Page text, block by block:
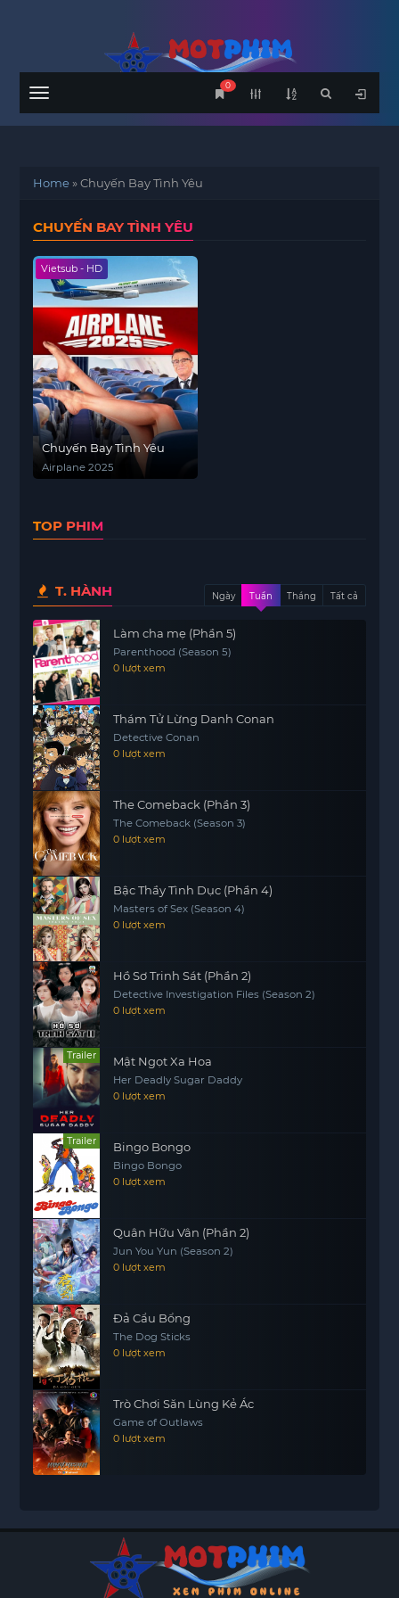
Menu
0
Home»Chuyến Bay Tình Yêu
CHUYẾN BAY TÌNH YÊU
Vietsub - HD
Chuyến Bay Tình Yêu
Airplane 2025
TOP PHIM
T. HÀNH Ngày Tuần Tháng Tất cả
Làm cha mẹ (Phần 5)
Parenthood (Season 5)
0 lượt xem
Thám Tử Lừng Danh Conan
Detective Conan
0 lượt xem
The Comeback (Phần 3)
The Comeback (Season 3)
0 lượt xem
Bậc Thầy Tình Dục (Phần 4)
Masters of Sex (Season 4)
0 lượt xem
Hồ Sơ Trinh Sát (Phần 2)
Detective Investigation Files (Season 2)
0 lượt xem
Trailer Mật Ngọt Xa Hoa
Her Deadly Sugar Daddy
0 lượt xem
Trailer Bingo Bongo
Bingo Bongo
0 lượt xem
Quân Hữu Vân (Phần 2)
Jun You Yun (Season 2)
0 lượt xem
Đả Cẩu Bổng
The Dog Sticks
0 lượt xem
Trò Chơi Săn Lùng Kẻ Ác
Game of Outlaws
0 lượt xem